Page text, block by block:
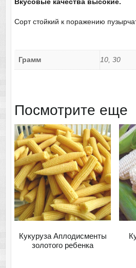
Сорт стойкий к поражению
Грамм 10, 30
Посмотрите еще
Кукуруза Аплодисменты
золотого ребенка